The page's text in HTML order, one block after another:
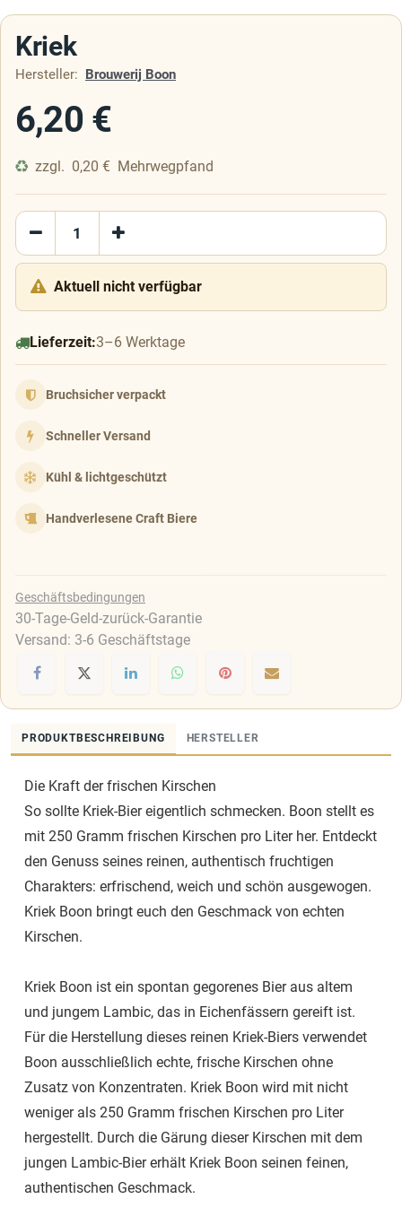
Kriek
Hersteller: Brouwerij Boon
6,20 €
zzgl. 0,20 € Mehrwegpfand
Aktuell nicht verfügbar
Lieferzeit:3–6 Werktage
Bruchsicher verpackt
Schneller Versand
Kühl & lichtgeschützt
Handverlesene Craft Biere
Geschäftsbedingungen
30-Tage-Geld-zurück-Garantie
Versand: 3-6 Geschäftstage
PRODUKTBESCHREIBUNG HERSTELLER
Die Kraft der frischen Kirschen
So sollte Kriek-Bier eigentlich schmecken. Boon stellt es
mit 250 Gramm frischen Kirschen pro Liter her. Entdeckt
den Genuss seines reinen, authentisch fruchtigen
Charakters: erfrischend, weich und schön ausgewogen.
Kriek Boon bringt euch den Geschmack von echten
Kirschen.
Kriek Boon ist ein spontan gegorenes Bier aus altem
und jungem Lambic, das in Eichenfässern gereift ist.
Für die Herstellung dieses reinen Kriek-Biers verwendet
Boon ausschließlich echte, frische Kirschen ohne
Zusatz von Konzentraten. Kriek Boon wird mit nicht
weniger als 250 Gramm frischen Kirschen pro Liter
hergestellt. Durch die Gärung dieser Kirschen mit dem
jungen Lambic-Bier erhält Kriek Boon seinen feinen,
authentischen Geschmack.